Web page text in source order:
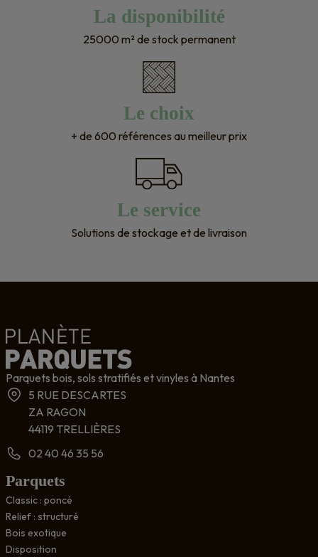
La disponibilité
25000 m² de stock permanent
Le choix
+ de 600 références au meilleur prix
Le service
Solutions de stockage et de livraison
Parquets bois, sols stratifiés et vinyles à Nantes
5 RUE DESCARTES
ZA RAGON
44119 TRELLIÈRES
02 40 46 35 56
Parquets
Classic : poncé
Relief : structuré
Bois exotique
Disposition